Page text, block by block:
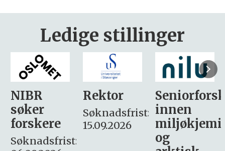
Ledige stillinger
Rektor
Søknadsfrist:
15.09.2026
Seniorforsker
innen
miljøkjemi
søker
– fast